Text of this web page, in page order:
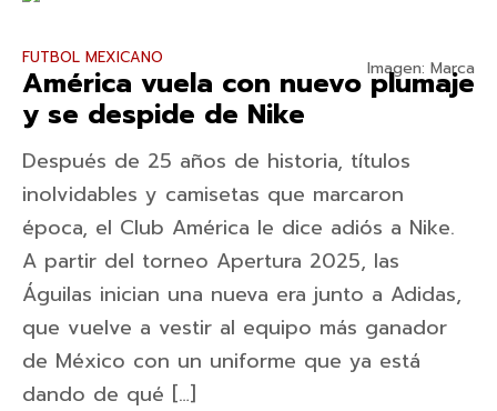
Imagen: Marca
FUTBOL MEXICANO
América vuela con nuevo plumaje
y se despide de Nike
Después de 25 años de historia, títulos
inolvidables y camisetas que marcaron
época, el Club América le dice adiós a Nike.
A partir del torneo Apertura 2025, las
Águilas inician una nueva era junto a Adidas,
que vuelve a vestir al equipo más ganador
de México con un uniforme que ya está
dando de qué […]